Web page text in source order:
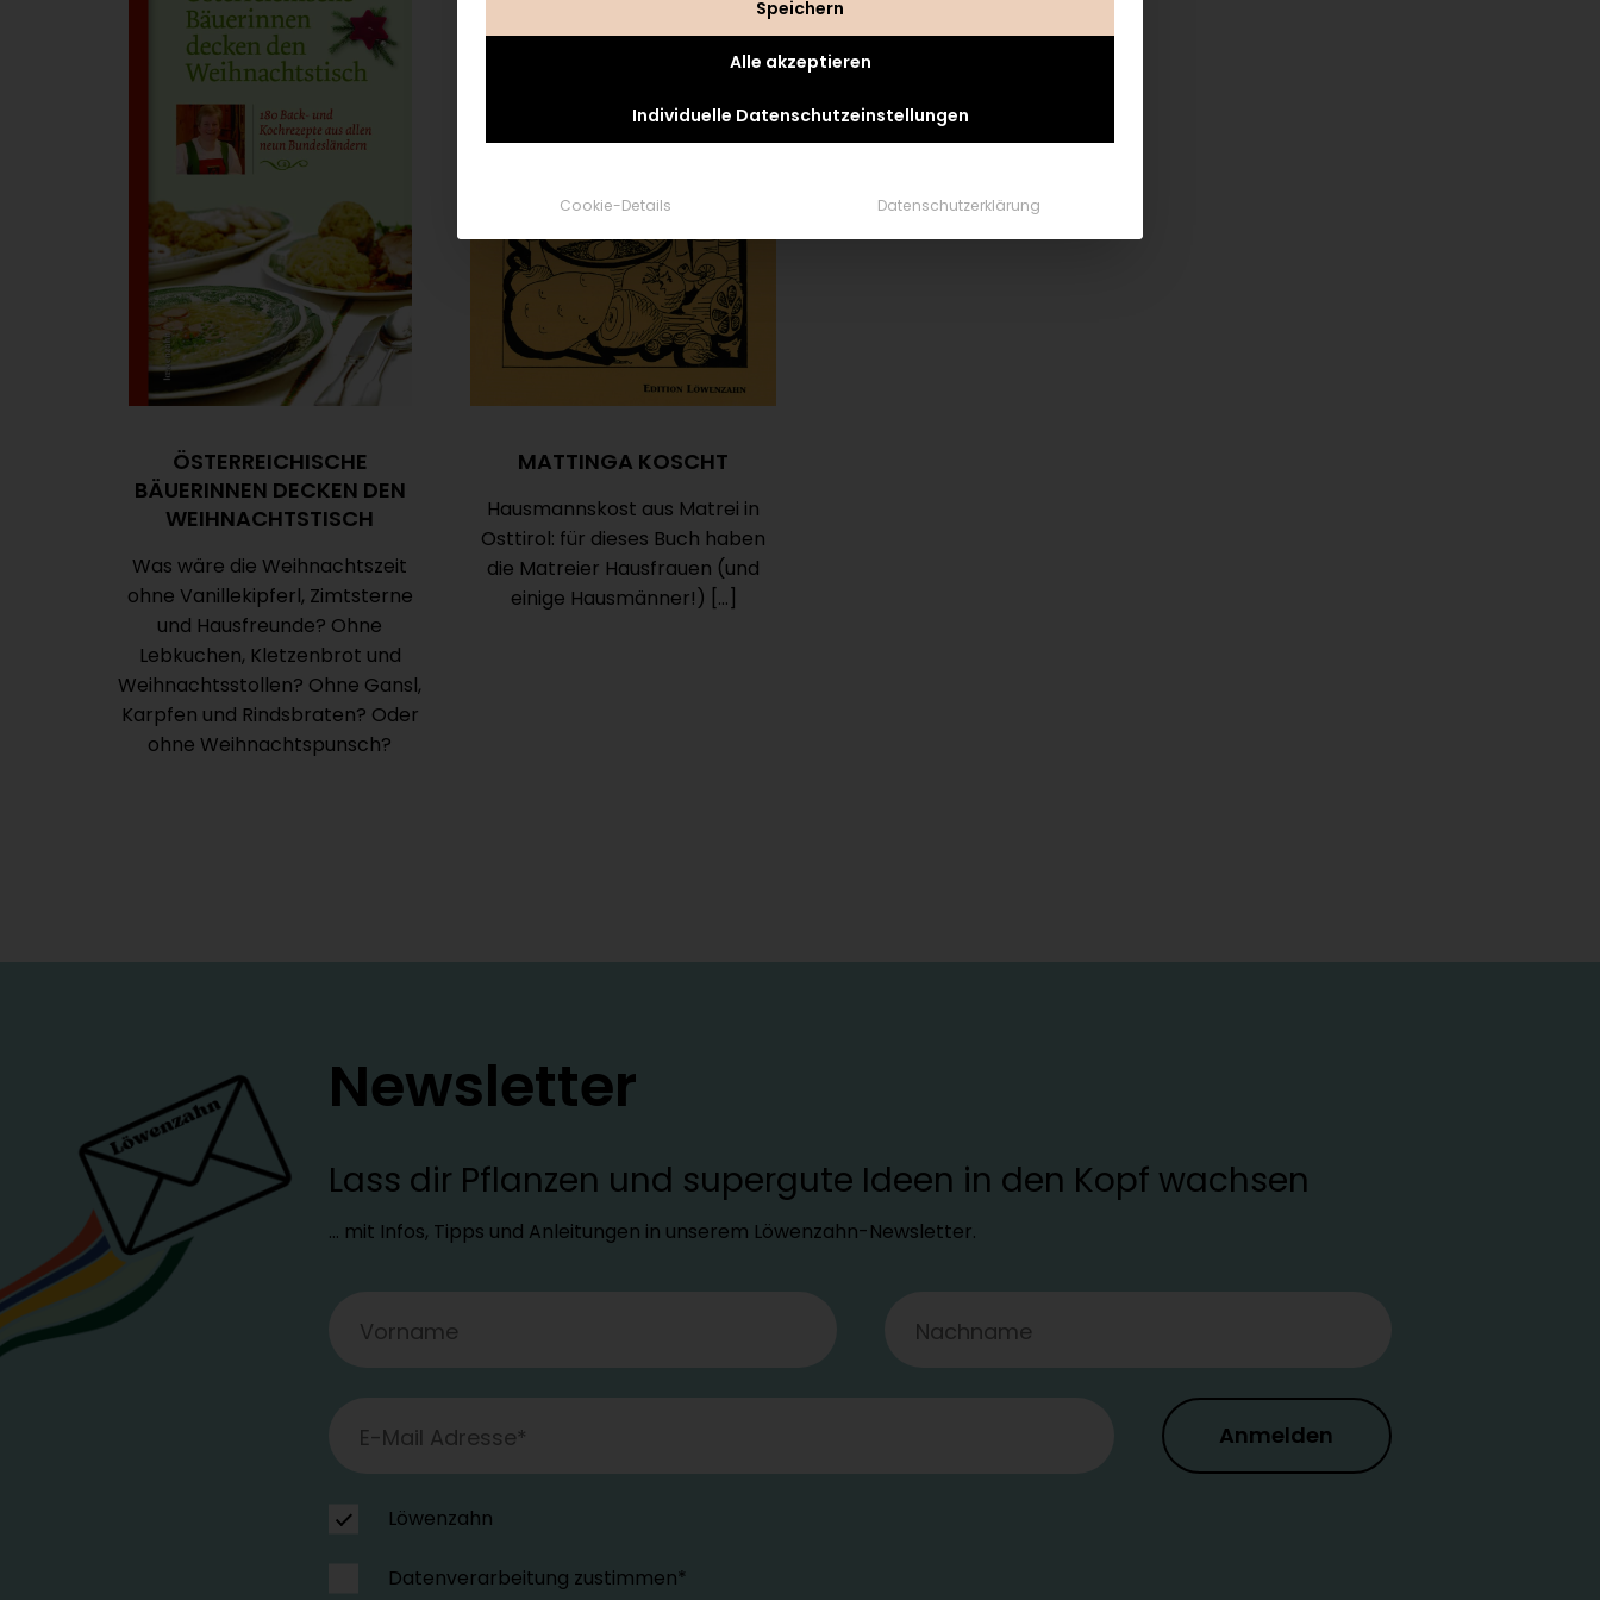
ÖSTERREICHISCHE
BÄUERINNEN DECKEN DEN
WEIHNACHTSTISCH
Was wäre die Weihnachtszeit
ohne Vanillekipferl, Zimtsterne
und Hausfreunde? Ohne
Lebkuchen, Kletzenbrot und
Weihnachtsstollen? Ohne Gansl,
Karpfen und Rindsbraten? Oder
ohne Weihnachtspunsch?
MATTINGA KOSCHT
Hausmannskost aus Matrei in
Osttirol: für dieses Buch haben
die Matreier Hausfrauen (und
einige Hausmänner!) […]
Newsletter
Lass dir Pflanzen und supergute Ideen in den Kopf wachsen
… mit Infos, Tipps und Anleitungen in unserem Löwenzahn-Newsletter.
Anmelden
Löwenzahn
Datenverarbeitung zustimmen*
Speichern
Alle akzeptieren
Individuelle Datenschutzeinstellungen
Cookie-Details Datenschutzerklärung